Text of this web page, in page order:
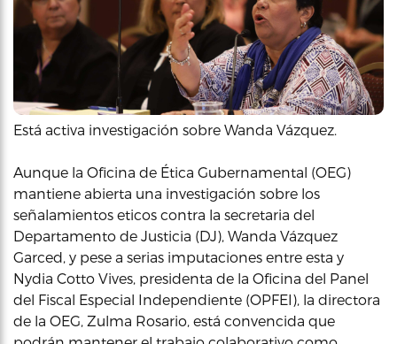
Está activa investigación sobre Wanda Vázquez.
Aunque la Oficina de Ética Gubernamental (OEG)
mantiene abierta una investigación sobre los
señalamientos eticos contra la secretaria del
Departamento de Justicia (DJ), Wanda Vázquez
Garced, y pese a serias imputaciones entre esta y
Nydia Cotto Vives, presidenta de la Oficina del Panel
del Fiscal Especial Independiente (OPFEI), la directora
de la OEG, Zulma Rosario, está convencida que